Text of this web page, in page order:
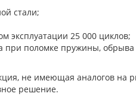
стали;
эксплуатации 25 000 циклов;
при поломке пружины, обрыва
не имеющая аналогов на
решение.